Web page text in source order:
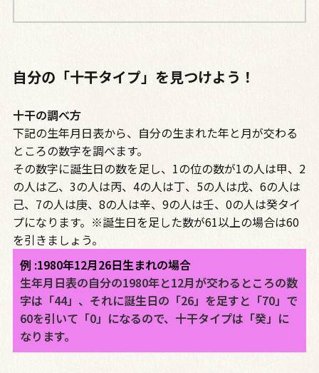
自分の「十干タイプ」を見つけよう！
十干の調べ方
下記の生年月日表から、自分の生まれた年と月が交わる
ところの数字を調べます。
その数字に誕生日の数を足し、1の位の数が1の人は甲、2
の人は乙、3の人は丙、4の人は丁、5の人は戊、6の人は
己、7の人は庚、8の人は辛、9の人は壬、0の人は癸タイ
プになります。※誕生日を足した数が61以上の場合は60
を引きましょう。
例 :1980年12月26日生まれの場合
生年月日表の自分の1980年と12月が交わるところの数
字は「44」、それに誕生日の「26」を足すと「70」で
60を引いて「0」になるので、十干タイプは「癸」に
なります。